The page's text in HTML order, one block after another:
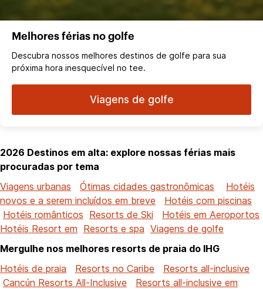
Melhores férias no golfe
Descubra nossos melhores destinos de golfe para sua
próxima hora inesquecível no tee.
Viagens de golfe
2026 Destinos em alta: explore nossas férias mais
procuradas por tema
Viagens urbanas
Ótimas cidades gastronômicas
Hotéis
novos e a serem incluídos em breve
Hotéis com piscinas
Hotéis românticos Resorts de Ski
Hotéis em Aeroportos
Hotéis Resort em Resorts e spa Viagens de golfe
Mergulhe nos melhores resorts de praia do IHG
Hotéis de praia
Resorts no Caribe
Resorts all-inclusive
Cancún Resorts All-Inclusive
Resorts all-inclusive em